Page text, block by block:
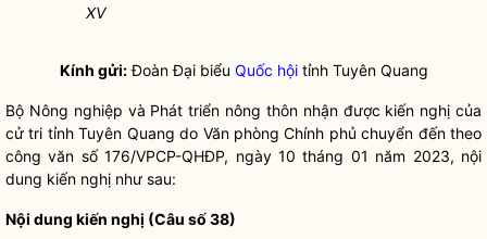
XV
Kính gửi:Đoàn Đại biểu Quốc hộitỉnh Tuyên Quang
Bộ Nông nghiệp và Phát triển nông thôn nhận được kiến nghị của
cử tri tỉnh Tuyên Quang do Văn phòng Chính phủ chuyển đến theo
công văn số 176/VPCP-QHĐP, ngày 10 tháng 01 năm 2023, nội
dung kiến nghị như sau:
Nội dung kiến nghị (Câu số 38)